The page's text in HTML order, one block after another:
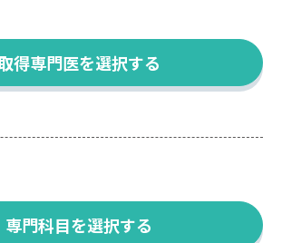
得専門医を選択する
専門科目を選択する